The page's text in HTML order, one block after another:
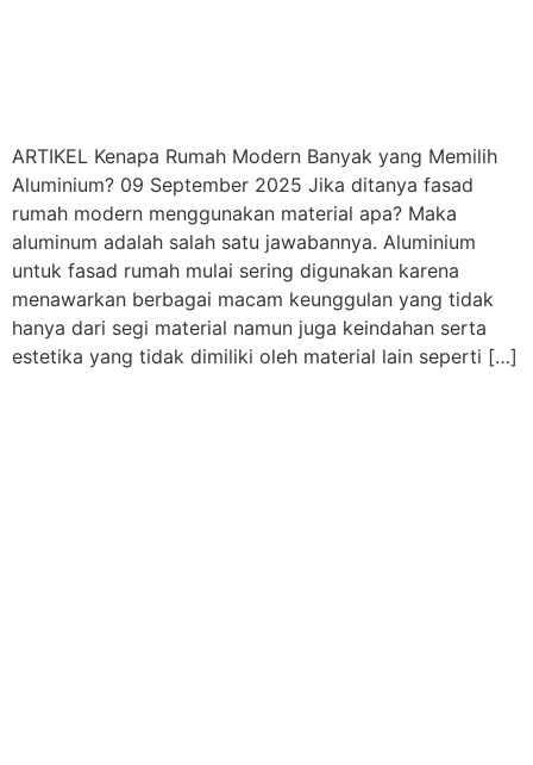
ARTIKEL Kenapa Rumah Modern Banyak yang Memilih
Aluminium? 09 September 2025 Jika ditanya fasad
rumah modern menggunakan material apa? Maka
aluminum adalah salah satu jawabannya. Aluminium
untuk fasad rumah mulai sering digunakan karena
menawarkan berbagai macam keunggulan yang tidak
hanya dari segi material namun juga keindahan serta
estetika yang tidak dimiliki oleh material lain seperti […]